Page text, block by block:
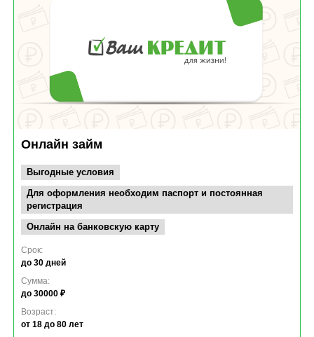
займ
условия
оформления необходим паспорт и постоянная
на банковскую карту
дней
₽
до 80 лет